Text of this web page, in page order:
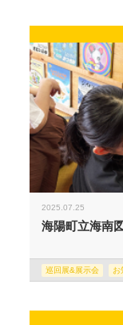
2025.07.25
海陽町立海南
巡回展&展示会 お